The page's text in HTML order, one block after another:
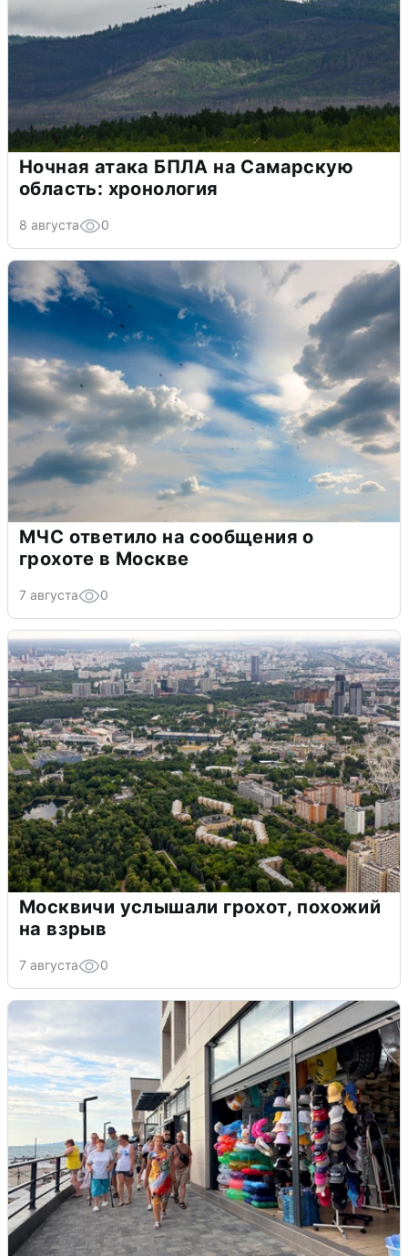
Ночная атака БПЛА на Самарскую
область: хронология
8 августа 0
МЧС ответило на сообщения о
грохоте в Москве
7 августа 0
Москвичи услышали грохот, похожий
на взрыв
7 августа 0